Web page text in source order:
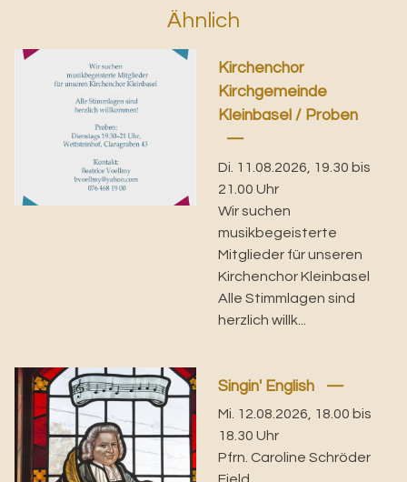
Ähnlich
Kirchenchor
Kirchgemeinde
Kleinbasel / Proben
Di. 11.08.2026, 19.30 bis
21.00 Uhr
Wir suchen
musikbegeisterte
Mitglieder für unseren
Kirchenchor Kleinbasel
Alle Stimmlagen sind
herzlich willk...
Singin' English
Mi. 12.08.2026, 18.00 bis
18.30 Uhr
Pfrn. Caroline Schröder